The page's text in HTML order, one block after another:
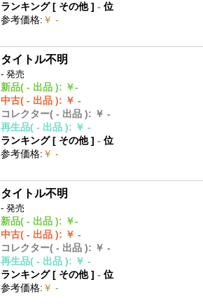
ランキング [ その他]- 位
参考価格: ￥ -
タイトル不明
- 発売
新品( - 出品 ): ￥-
中古( - 出品 ): ￥ -
コレクター( - 出品 ): ￥ -
再生品( - 出品 ): ￥ -
ランキング [ その他]- 位
参考価格: ￥ -
タイトル不明
- 発売
新品( - 出品 ): ￥-
中古( - 出品 ): ￥ -
コレクター( - 出品 ): ￥ -
再生品( - 出品 ): ￥ -
ランキング [ その他]- 位
参考価格: ￥ -